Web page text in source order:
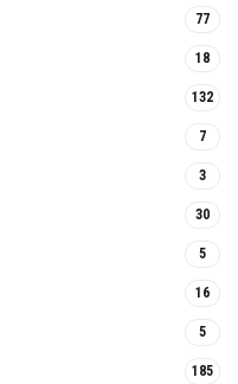
77
18
132
7
3
30
5
16
5
185